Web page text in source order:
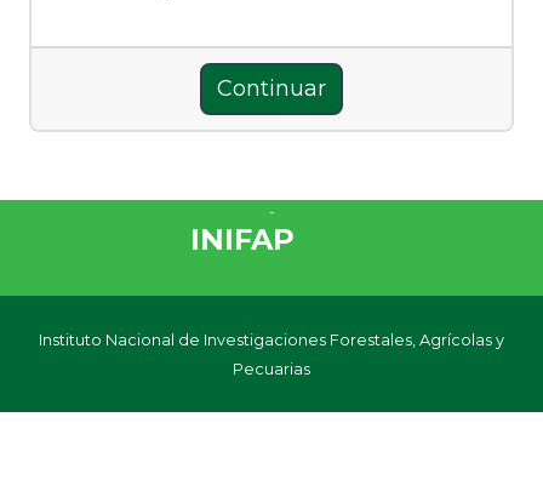
INIFAP
Instituto Nacional de Investigaciones Forestales, Agrícolas y
Pecuarias